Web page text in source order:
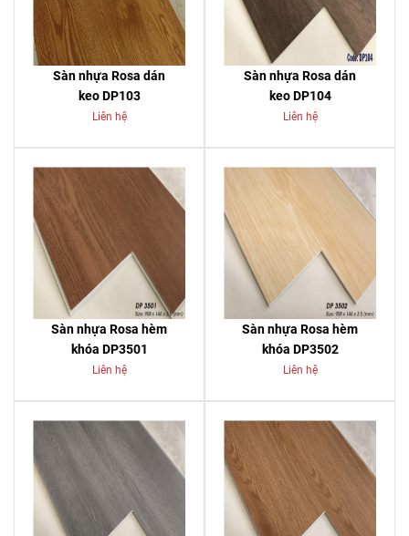
Sàn nhựa Rosa dán
keo DP103
Liên hệ
Sàn nhựa Rosa dán
keo DP104
Liên hệ
Sàn nhựa Rosa hèm
khóa DP3501
Liên hệ
Sàn nhựa Rosa hèm
khóa DP3502
Liên hệ